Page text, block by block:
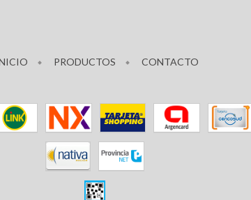
PRODUCTOS CONTACTO